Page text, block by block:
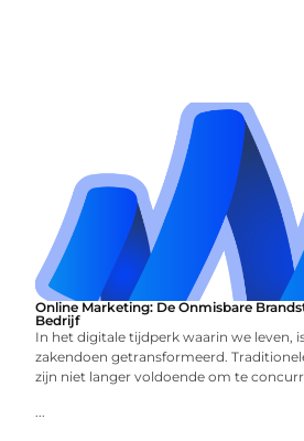
Online Marketing: De Onmisbare
Bedrijf
In het digitale tijdperk waarin we leven,
zakendoen getransformeerd.
zijn niet langer voldoende om te
...